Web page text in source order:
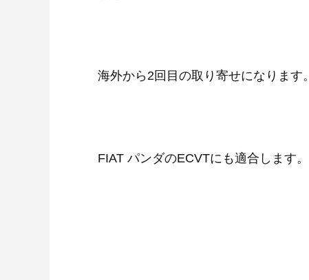
海外から2回目の取り寄せになります。
FIAT パンダのECVTにも適合します。